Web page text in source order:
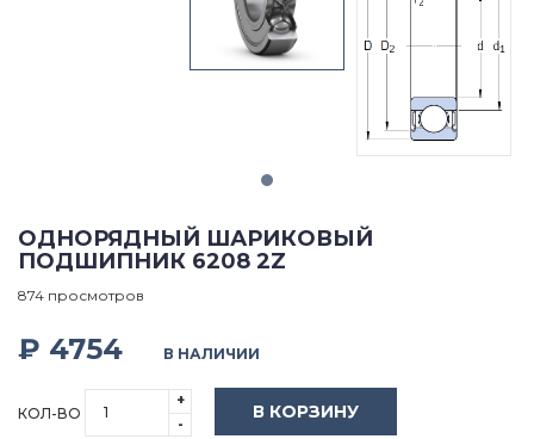
ОДНОРЯДНЫЙ ШАРИКОВЫЙ
ПОДШИПНИК 6208 2Z
874 просмотров
₽ 4754 В НАЛИЧИИ
КОЛ-ВО
+
-
В КОРЗИНУ